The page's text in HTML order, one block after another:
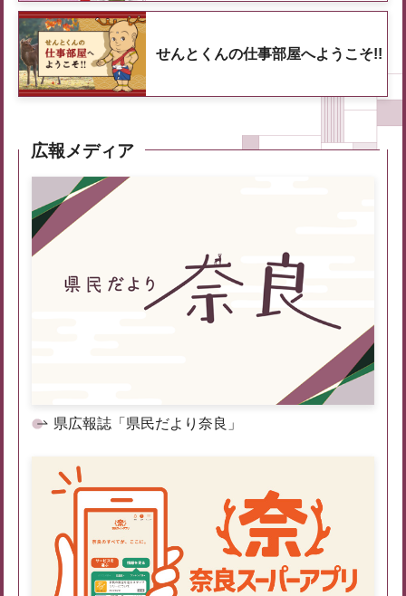
せんとくんの仕事部屋へようこそ!!
広報メディア
県広報誌「県民だより奈良」